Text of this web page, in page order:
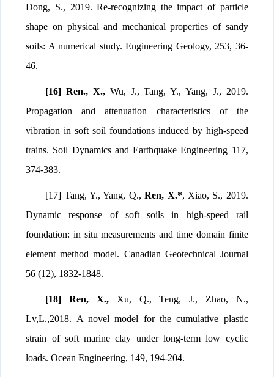
Dong, S., 2019. Re-recognizing the impact of particle
shape on physical and mechanical properties of sandy
soils: A numerical study. Engineering Geology, 253, 36-
46.
[16] Ren., X.,Wu, J., Tang, Y., Yang, J., 2019.
Propagation and attenuation characteristics of the
vibration in soft soil foundations induced by high-speed
trains. Soil Dynamics and Earthquake Engineering 117,
374-383.
[17] Tang, Y., Yang, Q.,Ren, X.*, Xiao, S., 2019.
Dynamic response of soft soils in high-speed rail
foundation: in situ measurements and time domain finite
element method model. Canadian Geotechnical Journal
56 (12), 1832-1848.
[18] Ren, X.,Xu, Q., Teng, J., Zhao, N.,
Lv,L.,2018. A novel model for the cumulative plastic
strain of soft marine clay under long-term low cyclic
loads. Ocean Engineering, 149, 194-204.